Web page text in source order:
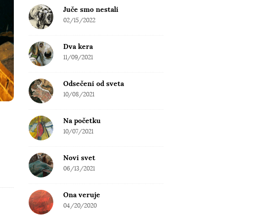
a
r
Juče smo nestali
02/15/2022
Dva kera
11/09/2021
Odsečeni od sveta
10/08/2021
Na početku
10/07/2021
Novi svet
06/13/2021
Ona veruje
04/20/2020